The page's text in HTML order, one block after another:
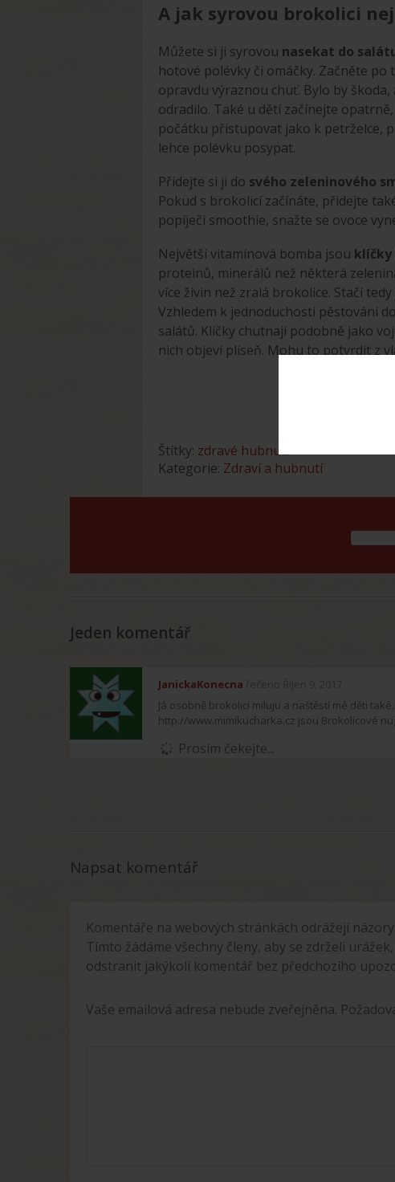
A jak syrovou brokolici
Můžete si ji syrovou nasekat do
hotové polévky či omáčky. Začněte po
opravdu výraznou chuť. Bylo by škoda,
odradilo. Také u dětí začínejte
počátku přistupovat jako k petrželce,
lehce polévku posypat.
Přidejte si ji do svého zeleninového
Pokud s brokolicí začínáte, přidejte
popíječi smoothie, snažte se ovoce
Největší vitamínová bomba jsou klíčky
proteinů, minerálů než některá
více živin než zralá brokolice. Stačí
Vzhledem k jednoduchosti pěstování
salátů. Klíčky chutnají podobně jako
nich objeví plíseň. Mohu to potvrdit z
Štítky: zdravé hubnutí
Kategorie: Zdraví a hubnutí
Jeden komentář
JanickaKonecna
Já osobně brokolici miluju a naštěstí mé děti
http://www.mimikucharka.cz jsou Brokolicové
Prosím čekejte...
Napsat komentář
Komentáře na webových stránkách odrážejí
Tímto žádáme všechny členy, aby se zdrželi
odstranit jakýkoli komentář bez předchozího
Vaše emailová adresa nebude zveřejněna.